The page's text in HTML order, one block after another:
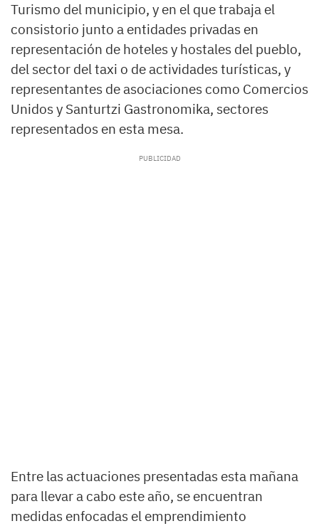
Turismo del municipio, y en el que trabaja el
consistorio junto a entidades privadas en
representación de hoteles y hostales del pueblo,
del sector del taxi o de actividades turísticas, y
representantes de asociaciones como Comercios
Unidos y Santurtzi Gastronomika, sectores
representados en esta mesa.
Entre las actuaciones presentadas esta mañana
para llevar a cabo este año, se encuentran
medidas enfocadas el emprendimiento